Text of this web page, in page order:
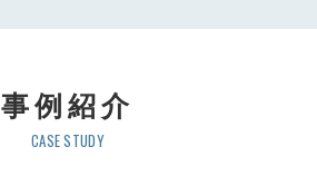
事例紹介
CASE STUDY